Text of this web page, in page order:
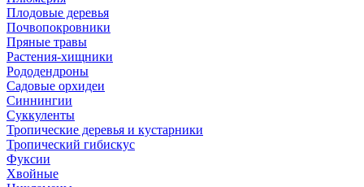
Плодовые деревья
Почвопокровники
Пряные травы
Растения-хищники
Рододендроны
Садовые орхидеи
Синнингии
Суккуленты
Тропические деревья и кустарники
Тропический гибискус
Фуксии
Хвойные